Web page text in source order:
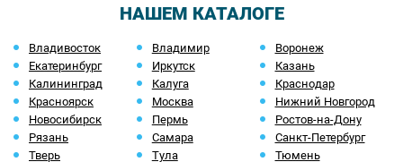
НАШЕМ КАТАЛОГЕ
Владивосток Владимир
Воронеж
Екатеринбург
Иркутск
Казань
Калининград
Калуга
Краснодар
Красноярск
Москва
Нижний Новгород
Новосибирск
Пермь
Ростов-на-Дону
Рязань
Самара
Санкт-Петербург
Тверь
Тула Тюмень